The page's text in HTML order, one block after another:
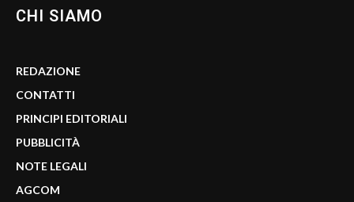
CHI SIAMO
REDAZIONE
CONTATTI
PRINCIPI EDITORIALI
PUBBLICITÀ
NOTE LEGALI
AGCOM